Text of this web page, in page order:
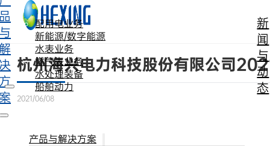
跳转到主要内容 跳转到页脚
配用电业务
新能源/数字能源
水表业务
燃气表业务
水处理装备
船舶动力
新
闻
与
动
态
产品与解决方案
杭州海兴电力科技股份有限公司
2021/06/08